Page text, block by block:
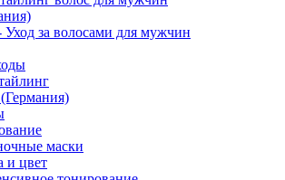
Уход за волосами для мужчин
маски
и цвет